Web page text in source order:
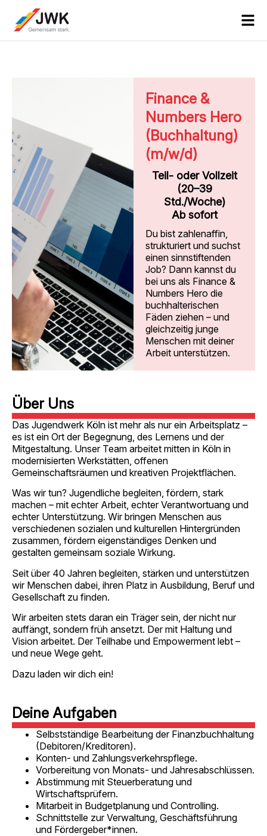
Finance &
Numbers Hero
(Buchhaltung)
(m/w/d)
Teil- oder Vollzeit
(20–39
Std./Woche)
Ab sofort
Du bist zahlenaffin,
strukturiert und suchst
einen sinnstiftenden
Job? Dann kannst du
bei uns als Finance &
Numbers Hero die
buchhalterischen
Fäden ziehen – und
gleichzeitig junge
Menschen mit deiner
Arbeit unterstützen.
Über Uns
Das Jugendwerk Köln ist mehr als nur ein Arbeitsplatz –
es ist ein Ort der Begegnung, des Lernens und der
Mitgestaltung. Unser Team arbeitet mitten in Köln in
modernisierten Werkstätten, offenen
Gemeinschaftsräumen und kreativen Projektflächen.
Was wir tun? Jugendliche begleiten, fördern, stark
machen – mit echter Arbeit, echter Verantwortuang und
echter Unterstützung. Wir bringen Menschen aus
verschiedenen sozialen und kulturellen Hintergründen
zusammen, fördern eigenständiges Denken und
gestalten gemeinsam soziale Wirkung.
Seit über 40 Jahren begleiten, stärken und unterstützen
wir Menschen dabei, ihren Platz in Ausbildung, Beruf und
Gesellschaft zu finden.
Wir arbeiten stets daran ein Träger sein, der nicht nur
auffängt, sondern früh ansetzt. Der mit Haltung und
Vision arbeitet. Der Teilhabe und Empowerment lebt –
und neue Wege geht.
Dazu laden wir dich ein!
Deine Aufgaben
Selbstständige Bearbeitung der Finanzbuchhaltung
(Debitoren/Kreditoren).
Konten- und Zahlungsverkehrspflege.
Vorbereitung von Monats- und Jahresabschlüssen.
Abstimmung mit Steuerberatung und
Wirtschaftsprüfern.
Mitarbeit in Budgetplanung und Controlling.
Schnittstelle zur Verwaltung, Geschäftsführung
und Fördergeber*innen.